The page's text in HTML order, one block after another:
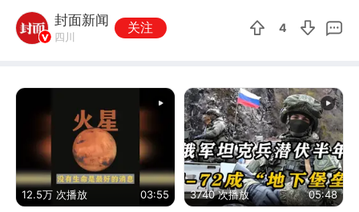
封面新闻
四川
关注 4
12.5万 次播放 03:55 3740 次播放 05:48